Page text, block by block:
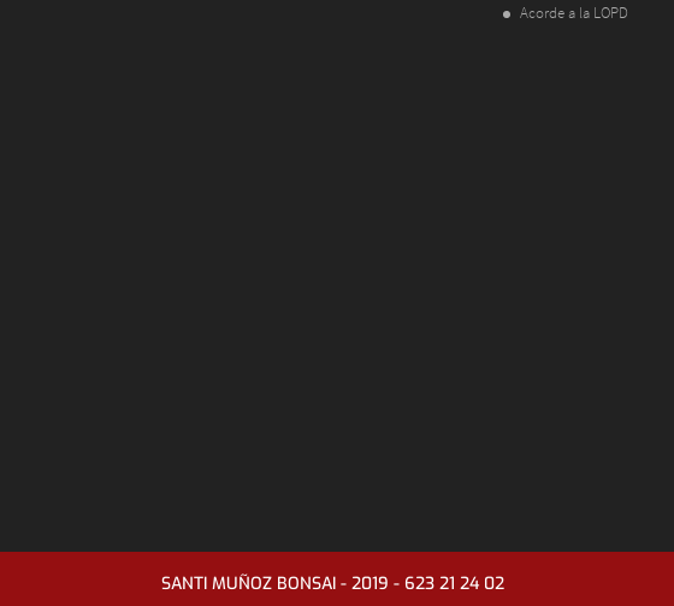
Acorde a la LOPD
SANTI MUÑOZ BONSAI - 2019 - 623 21 24 02